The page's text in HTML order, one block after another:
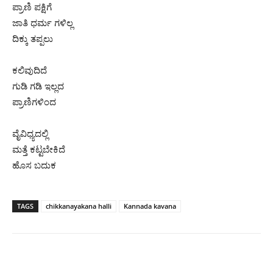
ಪ್ರಾಣಿ ಪಕ್ಷಿಗೆ
ಜಾತಿ ಧರ್ಮ ಗಳಿಲ್ಲ
ದಿಕ್ಕು ತಪ್ಪಲು
ಕಲಿವುದಿದೆ
ಗುಡಿ ಗಡಿ ಇಲ್ಲದ
ಪ್ರಾಣಿಗಳಿಂದ
ವೈವಿಧ್ಯದಲ್ಲಿ
ಮತ್ತೆ ಕಟ್ಟಬೇಕಿದೆ
ಹೊಸ ಬದುಕ
TAGS chikkanayakana halli Kannada kavana